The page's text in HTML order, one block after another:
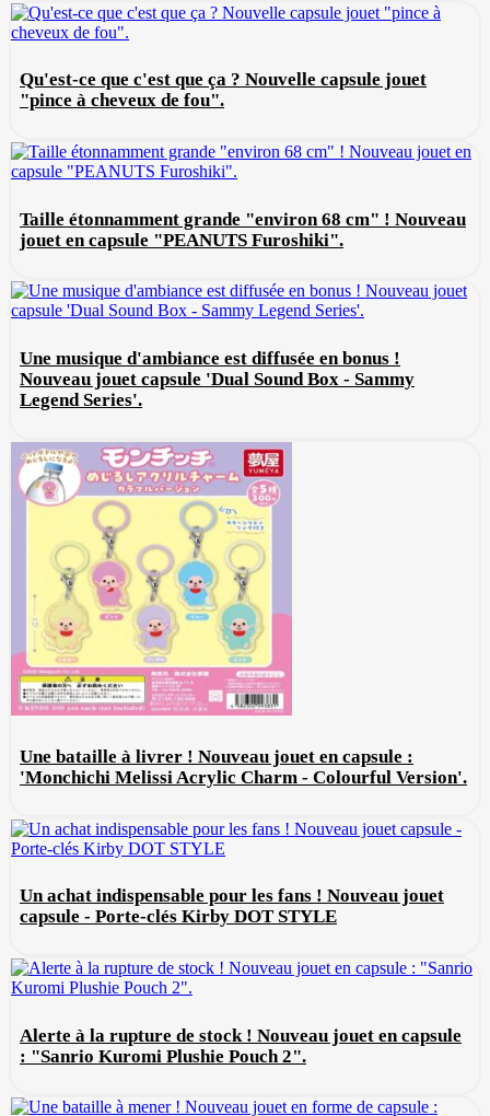
Qu'est-ce que c'est que ça ? Nouvelle capsule jouet
"pince à cheveux de fou".
Taille étonnamment grande "environ 68 cm" ! Nouveau
jouet en capsule "PEANUTS Furoshiki".
Une musique d'ambiance est diffusée en bonus !
Nouveau jouet capsule 'Dual Sound Box - Sammy
Legend Series'.
Une bataille à livrer ! Nouveau jouet en capsule :
'Monchichi Melissi Acrylic Charm - Colourful Version'.
Un achat indispensable pour les fans ! Nouveau jouet
capsule - Porte-clés Kirby DOT STYLE
Alerte à la rupture de stock ! Nouveau jouet en capsule
: "Sanrio Kuromi Plushie Pouch 2".